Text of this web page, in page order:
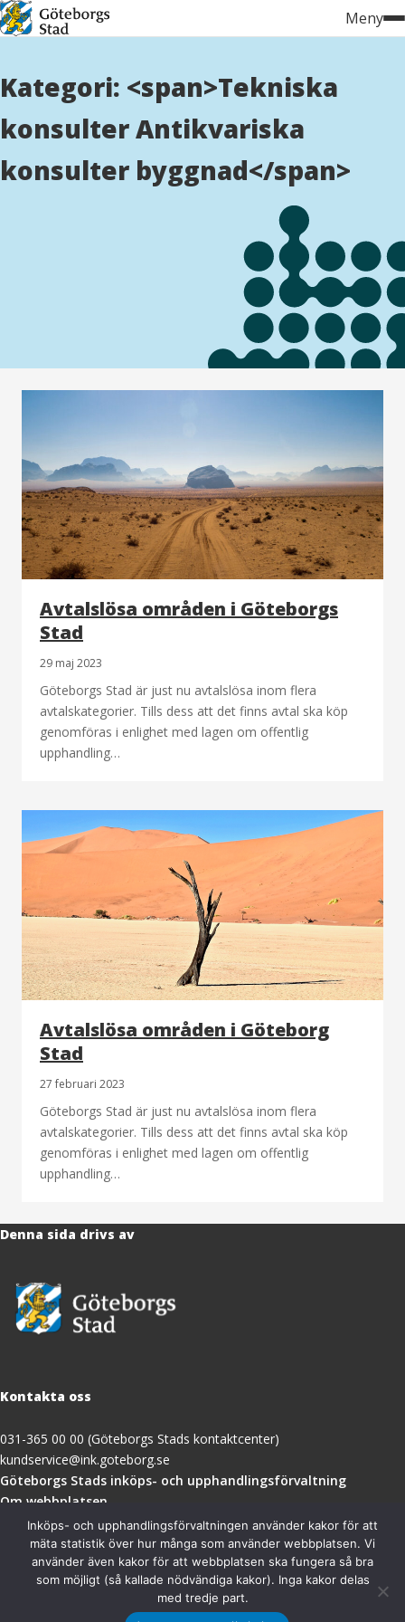
Hoppa
till
Meny
Kategori: <span>Tekniska
konsulter Antikvariska
konsulter byggnad</span>
Avtalslösa områden i Göteborgs
Stad
29 maj 2023
Göteborgs Stad är just nu avtalslösa inom flera
avtalskategorier. Tills dess att det finns avtal ska köp
genomföras i enlighet med lagen om offentlig
upphandling…
Avtalslösa områden i Göteborg
Stad
27 februari 2023
Göteborgs Stad är just nu avtalslösa inom flera
avtalskategorier. Tills dess att det finns avtal ska köp
genomföras i enlighet med lagen om offentlig
upphandling…
Denna sida drivs av
Kontakta oss
031-365 00 00 (Göteborgs Stads kontaktcenter)
kundservice@ink.goteborg.se
Göteborgs Stads inköps- och upphandlingsförvaltning(öppnas
nytt
fönster)
Om webbplatsen
Tillgänglighetsredogörelse
Besöksadress
Göteborgs Stads inköps- och upphandlingsförvaltning
Inköps- och upphandlingsförvaltningen använder kakor för att
mäta statistik över hur många som använder webbplatsen. Vi
använder även kakor för att webbplatsen ska fungera så bra
som möjligt (så kallade nödvändiga kakor). Inga kakor delas
med tredje part.